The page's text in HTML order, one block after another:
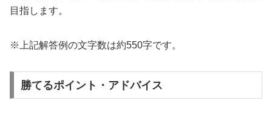
目指します。
※上記解答例の文字数は約550字です。
勝てるポイント・アドバイス